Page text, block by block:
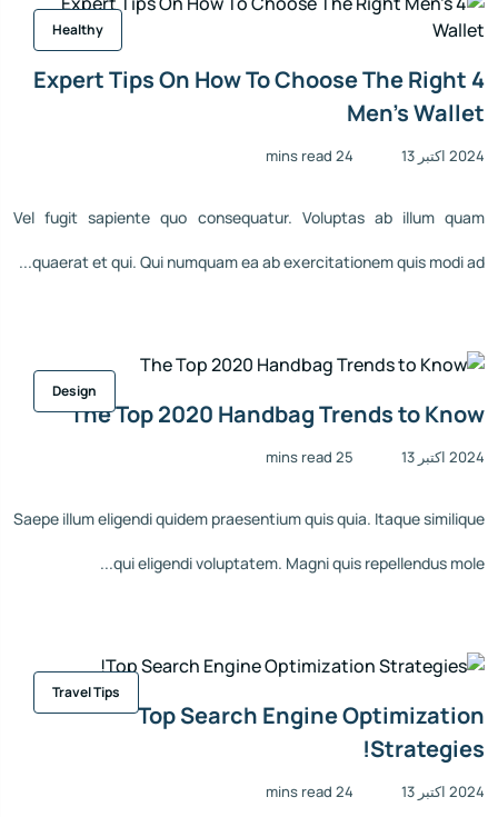
Healthy
4 Expert Tips On How To Choose The Right
Men’s Wallet
2024 اکتبر 13 24 mins read
Vel fugit sapiente quo consequatur. Voluptas ab illum quam
quaerat et qui. Qui numquam ea ab exercitationem quis modi ad...
Design
The Top 2020 Handbag Trends to Know
2024 اکتبر 13 25 mins read
Saepe illum eligendi quidem praesentium quis quia. Itaque similique
qui eligendi voluptatem. Magni quis repellendus mole...
Travel Tips
Top Search Engine Optimization
Strategies!
2024 اکتبر 13 24 mins read